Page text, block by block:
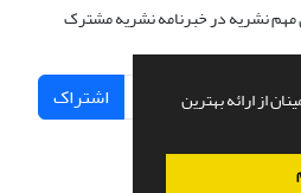
از ارائه بهترین
مهم نشریه در خبرنامه نشریه مشترک
اشتراک